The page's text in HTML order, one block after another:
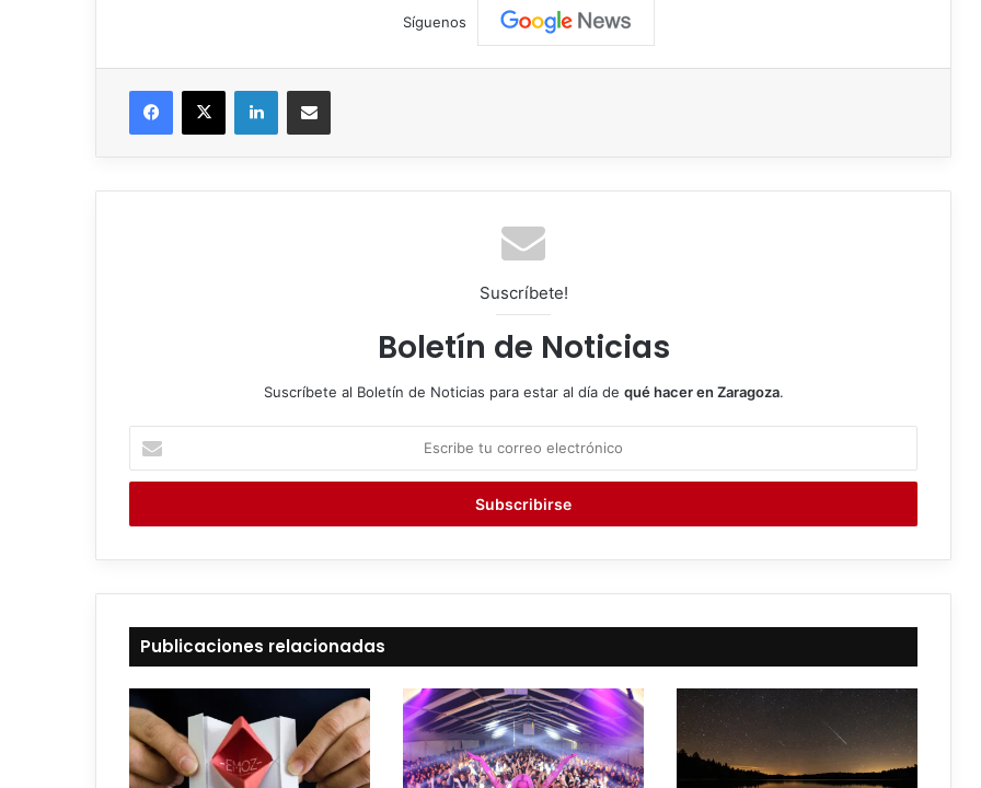
Síguenos
Suscríbete!
Boletín de Noticias
Suscríbete al Boletín de Noticias para estar al día de qué hacer en Zaragoza.
c
i
t
o
r
r
e
o
e
Publicaciones relacionadas